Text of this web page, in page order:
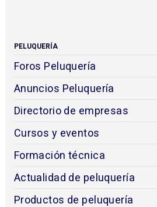
PELUQUERÍA
Foros Peluquería
Anuncios Peluquería
Directorio de empresas
Cursos y eventos
Formación técnica
Actualidad de peluquería
Productos de peluquería